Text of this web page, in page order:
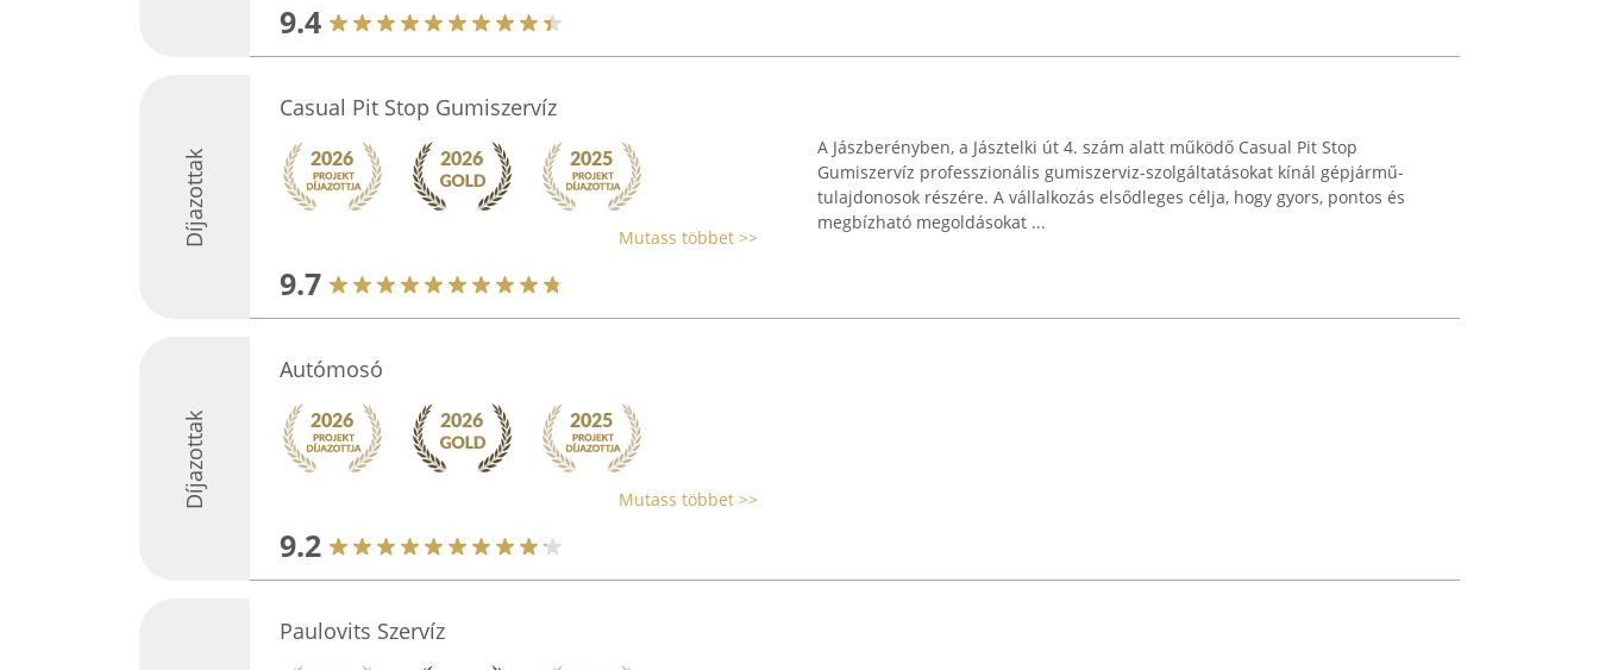
9.4
Díjazottak
Casual Pit Stop Gumiszervíz
Mutass többet >>
9.7
A Jászberényben, a Jásztelki út 4. szám alatt működő Casual Pit Stop
Gumiszervíz professzionális gumiszerviz-szolgáltatásokat kínál gépjármű-
tulajdonosok részére. A vállalkozás elsődleges célja, hogy gyors, pontos és
megbízható megoldásokat ...
Díjazottak
Autómosó
Mutass többet >>
9.2
Paulovits Szervíz